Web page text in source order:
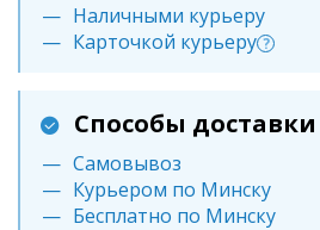
Наличными курьеру
Карточкой курьеру ?
Способы доставки
Самовывоз
Курьером по Минску
Бесплатно по Минску